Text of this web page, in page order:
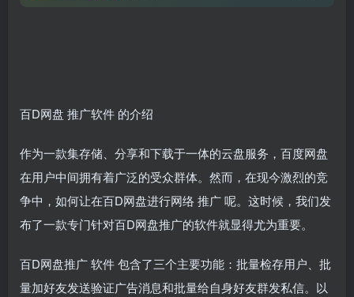
百D网盘 推广软件 的介绍
作为一款集存储、分享和下载于一体的云盘服务，百度网盘
在用户中间拥有着广泛的受众群体。然而，在现今激烈的竞
争中，如何让在百D网盘进行网络 推广呢。这时候，我们发
布了一款专门针对百D网盘推广的软件就显得尤为重要。
百D网盘推广软件包含了三个主要功能：批量检存用户、批
量加好友发送验证广告消息和批量给自身好友群发私信。以